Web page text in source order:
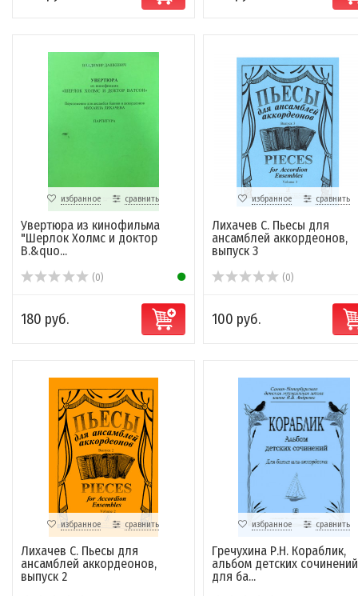
избранное сравнить
Увертюра из кинофильма
"Шерлок Холмс и доктор
В.&quo...
(0)
180 руб.
избранное сравнить
Лихачев С. Пьесы для
ансамблей аккордеонов,
выпуск 3
(0)
100 руб.
избранное сравнить
Лихачев С. Пьесы для
ансамблей аккордеонов,
выпуск 2
избранное сравнить
Гречухина Р.Н. Кораблик,
альбом детских сочинений
для ба...